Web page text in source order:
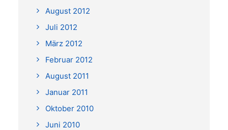
August 2012
Juli 2012
März 2012
Februar 2012
August 2011
Januar 2011
Oktober 2010
Juni 2010